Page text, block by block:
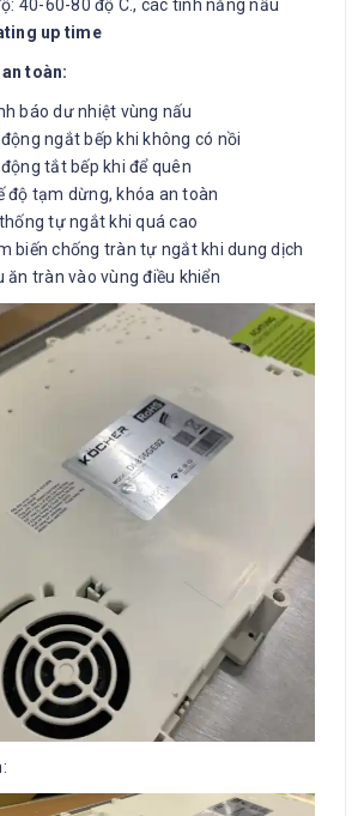
40-60-80 độ C., các tính năng nấu
up time
toàn:
báo dư nhiệt vùng nấu
ngắt bếp khi không có nồi
tắt bếp khi để quên
độ tạm dừng, khóa an toàn
thống tự ngắt khi quá cao
biến chống tràn tự ngắt khi dung dịch
ăn tràn vào vùng điều khiển